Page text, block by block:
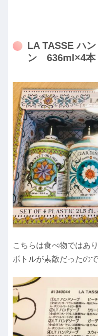
LA TASSE ハ
ン 636ml×4
こちらは食べ物ではあ
ボトルが素敵だったの